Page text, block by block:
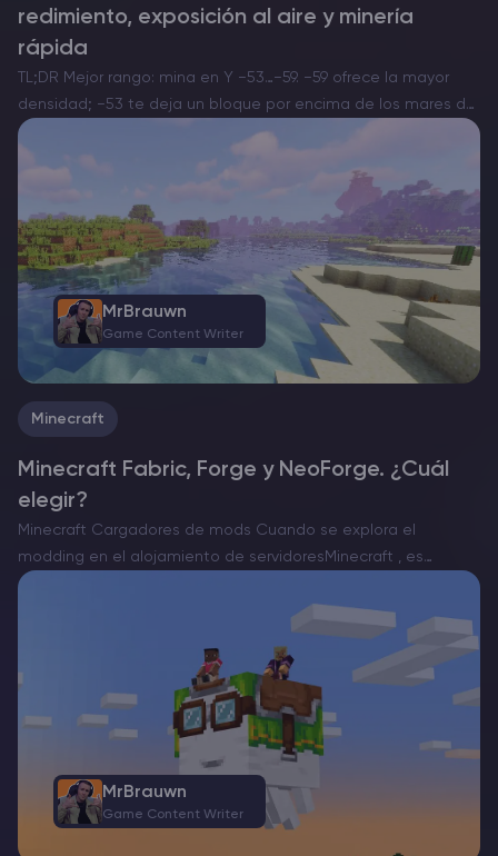
redimiento, exposición al aire y minería
rápida
TL;DR Mejor rango: mina en Y −53…−59. −59 ofrece la mayor
densidad; −53 te deja un bloque por encima de los mares de
lava típicos y reduce interrupciones. Rango de generación: la
Minecraft
Minecraft Fabric, Forge y NeoForge. ¿Cuál
elegir?
Minecraft Cargadores de mods Cuando se explora el
modding en el alojamiento de servidoresMinecraft , es
esencial elegir el cargador de mods adecuado. Actualmente,
existen tres opciones destacadas: Forge, Fabric y el
MrBrauwn
Game Content Writer
MrBrauwn
Game Content Writer